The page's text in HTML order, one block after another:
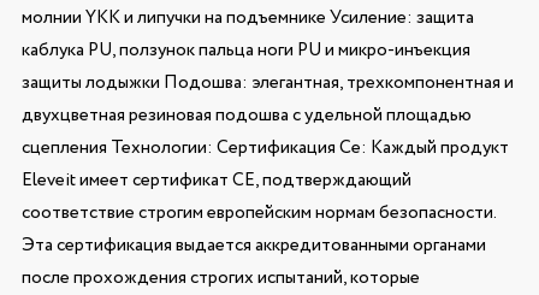
молнии YKK и липучки на подъемнике Усиление: защита
каблука PU, ползунок пальца ноги PU и микро-инъекция
защиты лодыжки Подошва: элегантная, трехкомпонентная и
двухцветная резиновая подошва с удельной площадью
сцепления Технологии: Сертификация Ce: Каждый продукт
Eleveit имеет сертификат CE, подтверждающий
соответствие строгим европейским нормам безопасности.
Эта сертификация выдается аккредитованными органами
после прохождения строгих испытаний, которые